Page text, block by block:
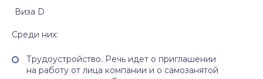
Виза D
Среди них:
Трудоустройство. Речь идет о приглашении
на работу от лица компании и о самозанятой